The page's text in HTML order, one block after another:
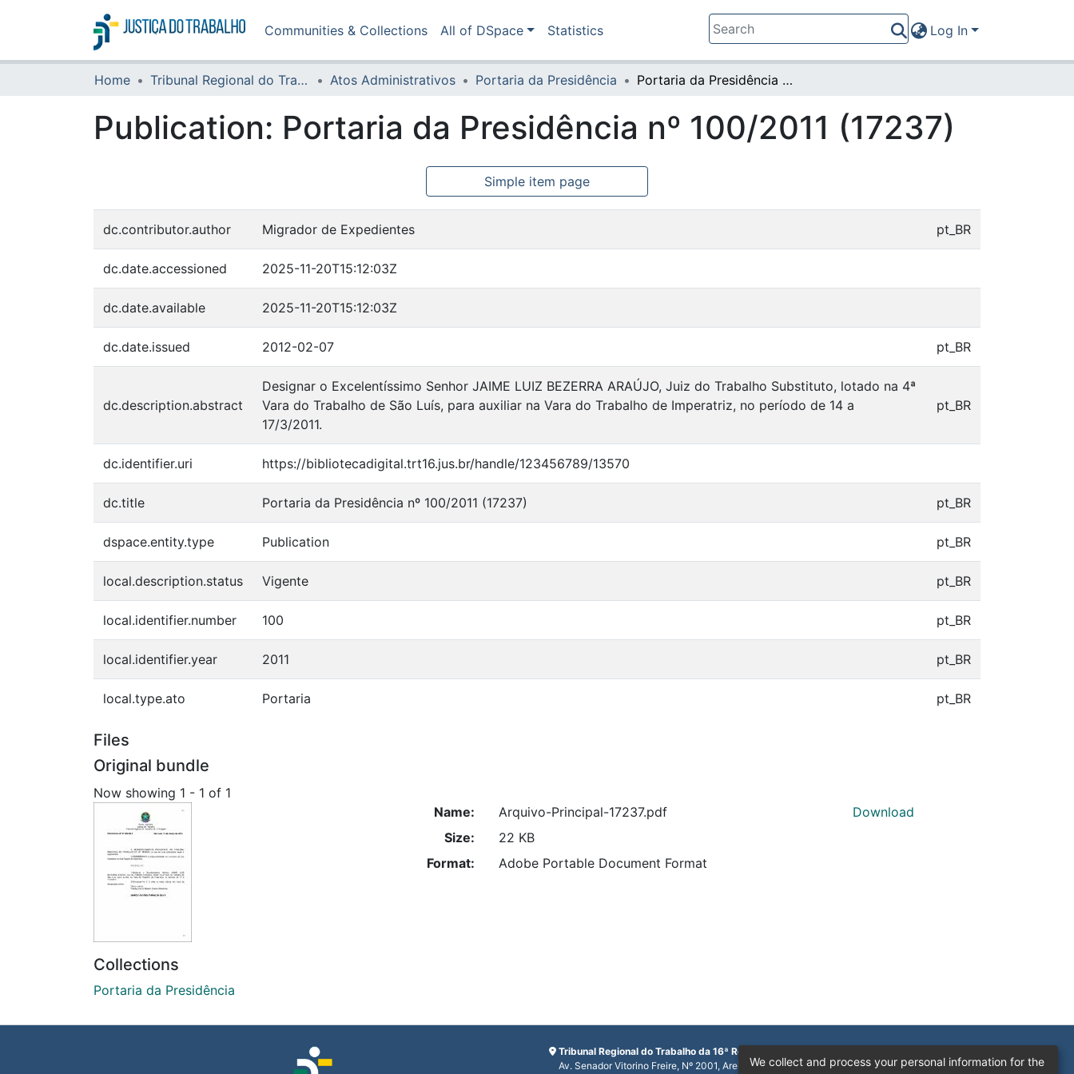
Communities & Collections All of DSpace Statistics Log In
Home Tribunal Regional do Trabalho da 16ª Região Atos Administrativos Portaria da Presidência Portaria da Presidência nº 100/2011 (17237)
Publication: Portaria da Presidência nº 100/2011 (17237)
Simple item page
dc.contributor.author Migrador de Expedientes pt_BR
dc.date.accessioned 2025-11-20T15:12:03Z
dc.date.available 2025-11-20T15:12:03Z
dc.date.issued 2012-02-07 pt_BR
dc.description.abstract
Designar o Excelentíssimo Senhor JAIME LUIZ BEZERRA ARAÚJO, Juiz do Trabalho Substituto, lotado na 4ª
Vara do Trabalho de São Luís, para auxiliar na Vara do Trabalho de Imperatriz, no período de 14 a
17/3/2011.
pt_BR
dc.identifier.uri https://bibliotecadigital.trt16.jus.br/handle/123456789/13570
dc.title Portaria da Presidência nº 100/2011 (17237) pt_BR
dspace.entity.type Publication pt_BR
local.description.status Vigente pt_BR
local.identifier.number 100 pt_BR
local.identifier.year 2011 pt_BR
local.type.ato Portaria pt_BR
Files
Original bundle
Now showing 1 - 1 of 1
Name:
Arquivo-Principal-17237.pdf
Size:
22 KB
Format:
Adobe Portable Document Format
Download
Collections
Portaria da Presidência
Tribunal Regional do Trabalho da 16ª Região
Av. Senador Vitorino Freire, Nº 2001, AreinhaWe collect and process your personal information for the